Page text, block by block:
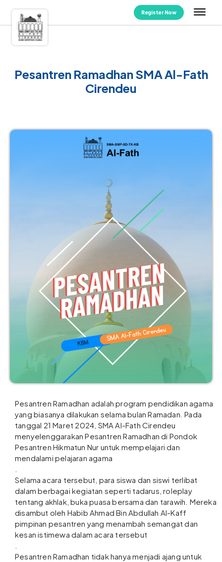
Register Now
Pesantren Ramadhan SMA Al-Fath
Cirendeu
Pesantren Ramadhan adalah program pendidikan agama
yang biasanya dilakukan selama bulan Ramadan. Pada
tanggal 21 Maret 2024, SMA Al-Fath Cirendeu
menyelenggarakan Pesantren Ramadhan di Pondok
Pesantren Hikmatun Nur untuk mempelajari dan
mendalami pelajaran agama
Selama acara tersebut, para siswa dan siswi terlibat
dalam berbagai kegiatan seperti tadarus, roleplay
tentang akhlak, buka puasa bersama dan tarawih. Mereka
disambut oleh Habib Ahmad Bin Abdullah Al-Kaff
pimpinan pesantren yang menambah semangat dan
kesan istimewa dalam acara tersebut
Pesantren Ramadhan tidak hanya menjadi ajang untuk